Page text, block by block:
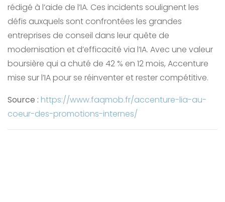
rédigé à l’aide de l’IA. Ces incidents soulignent les
défis auxquels sont confrontées les grandes
entreprises de conseil dans leur quête de
modernisation et d’efficacité via l’IA. Avec une valeur
boursière qui a chuté de 42 % en 12 mois, Accenture
mise sur l’IA pour se réinventer et rester compétitive.
Source : https://www.faqmob.fr/accenture-lia-au-
coeur-des-promotions-internes/